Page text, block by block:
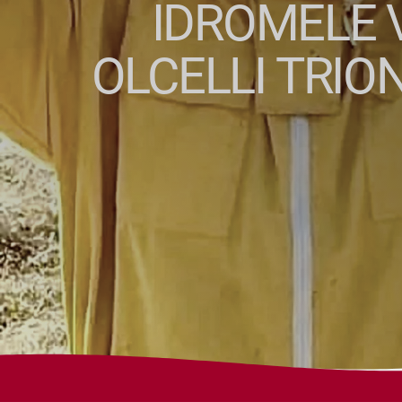
IDROMELE
OLCELLI